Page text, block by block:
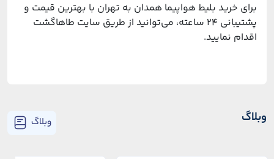
برای خرید بلیط هواپیما همدان به تهران با بهترین قیمت و
پشتیبانی ۲۴ ساعته، می‌توانید از طریق سایت طاهاگشت
اقدام نمایید.
وبلاگ وبلاگ